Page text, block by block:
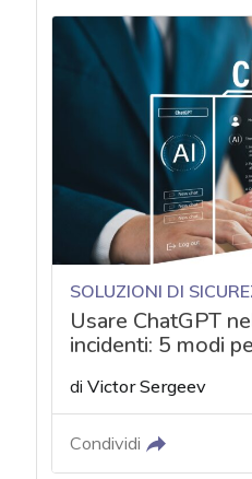
SOLUZIONI DI
Usare ChatGPT
incidenti: 5 modi
di Victor Sergeev
Condividi